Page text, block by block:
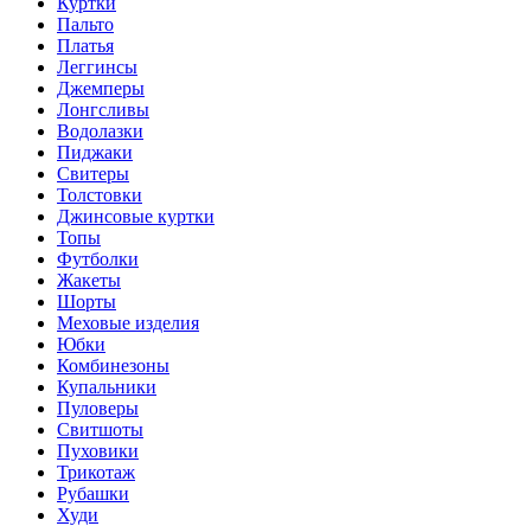
Пальто
Платья
Леггинсы
Джемперы
Лонгсливы
Водолазки
Пиджаки
Свитеры
Толстовки
Джинсовые куртки
Топы
Футболки
Жакеты
Шорты
Меховые изделия
Юбки
Комбинезоны
Купальники
Пуловеры
Свитшоты
Пуховики
Трикотаж
Рубашки
Худи